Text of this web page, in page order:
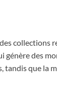
collections
génère des
tandis que la